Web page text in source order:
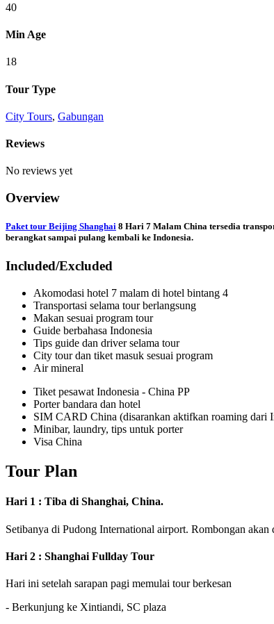
40
Min Age
18
Tour Type
City Tours, Gabungan
Reviews
No reviews yet
Overview
Paket tour Beijing Shanghai 8 Hari 7 Malam China tersedia
berangkat sampai pulang kembali ke Indonesia.
Included/Excluded
Akomodasi hotel 7 malam di hotel bintang 4
Transportasi selama tour berlangsung
Makan sesuai program tour
Guide berbahasa Indonesia
Tips guide dan driver selama tour
City tour dan tiket masuk sesuai program
Air mineral
Tiket pesawat Indonesia - China PP
Porter bandara dan hotel
SIM CARD China (disarankan aktifkan roaming dari
Minibar, laundry, tips untuk porter
Visa China
Tour Plan
Hari 1 : Tiba di Shanghai, China.
Setibanya di Pudong International airport. Rombongan
Hari 2 : Shanghai Fullday Tour
Hari ini setelah sarapan pagi memulai tour berkesan
- Berkunjung ke Xintiandi, SC plaza